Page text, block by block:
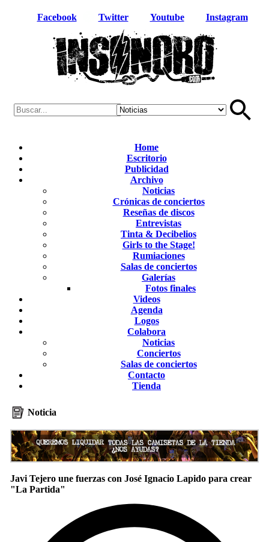
Facebook Twitter Youtube Instagram
Home
Escritorio
Publicidad
Archivo
Noticias
Crónicas de conciertos
Reseñas de discos
Entrevistas
Tinta & Decibelios
Girls to the Stage!
Rumiaciones
Salas de conciertos
Galerías
Fotos finales
Videos
Agenda
Logos
Colabora
Noticias
Conciertos
Salas de conciertos
Contacto
Tienda
Noticia
Javi Tejero une fuerzas con José Ignacio Lapido para crear
"La Partida"